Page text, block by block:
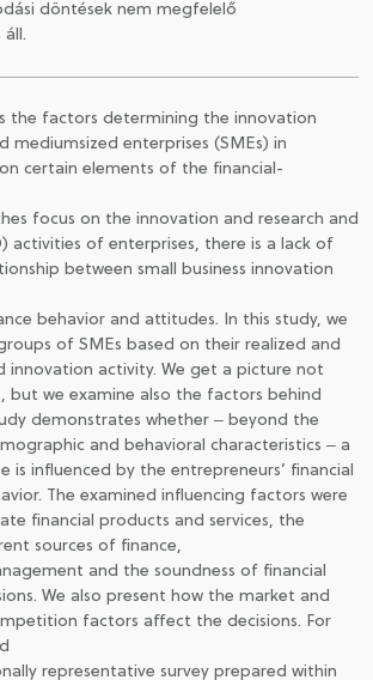
döntések nem megfelelő
the factors determining the innovation
mediumsized enterprises (SMEs) in
certain elements of the financial-
focus on the innovation and research and
activities of enterprises, there is a lack of
between small business innovation
behavior and attitudes. In this study, we
of SMEs based on their realized and
innovation activity. We get a picture not
but we examine also the factors behind
demonstrates whether ‒ beyond the
and behavioral characteristics ‒ a
is influenced by the entrepreneurs’ financial
The examined influencing factors were
financial products and services, the
sources of finance,
and the soundness of financial
We also present how the market and
factors affect the decisions. For
representative survey prepared within